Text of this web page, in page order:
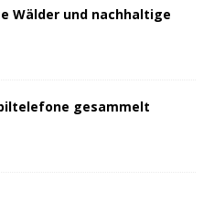
Wälder und nachhaltige
gesammelt